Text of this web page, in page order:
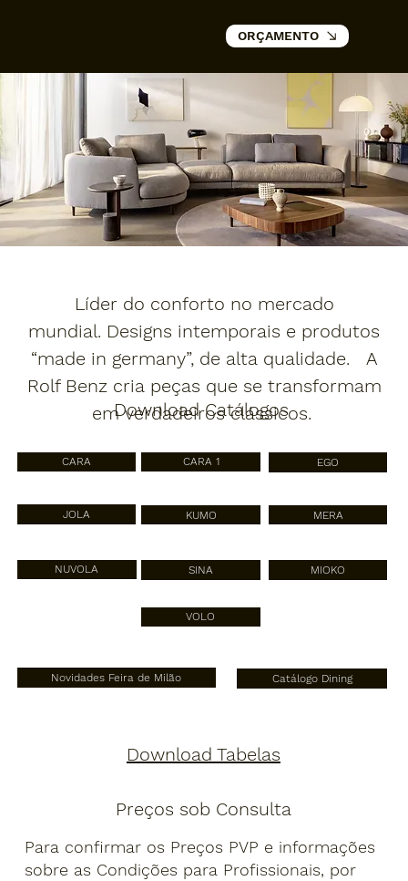
ORÇAMENTO
Líder do conforto no mercado
mundial. Designs intemporais e produtos
“made in germany”, de alta qualidade. A
Rolf Benz cria peças que se transformam
em verdadeiros clássicos.
Download Catálogos
Download Tabelas
Preços sob Consulta
Para confirmar os Preços PVP e informações
sobre as Condições para Profissionais, por
Catálogo Dining
Novidades Feira de Milão
CARA CARA 1 EGO
KUMO
JOLA MERA
NUVOLA SINA MIOKO
VOLO